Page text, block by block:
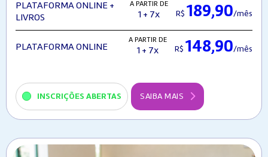
PLATAFORMA ONLINE +
LIVROS
A PARTIR DE
1 + 7x R$ 189,90/mês
PLATAFORMA ONLINE
A PARTIR DE
1 + 7x R$ 148,90/mês
INSCRIÇÕES ABERTAS SAIBA MAIS